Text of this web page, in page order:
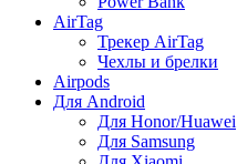
AirTag
Трекер AirTag
Чехлы и брелки
Airpods
Для Android
Для Honor/Huawei
Для Samsung